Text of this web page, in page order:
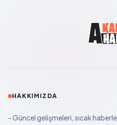
HAKKIMIZDA
- Güncel gelişmeleri, sıcak